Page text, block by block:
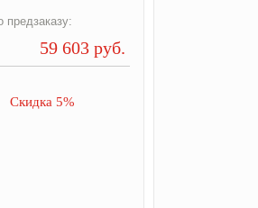
предзаказу:
59 603 руб.
Скидка 5%